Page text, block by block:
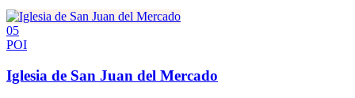
05
POI
Iglesia de San Juan del Mercado